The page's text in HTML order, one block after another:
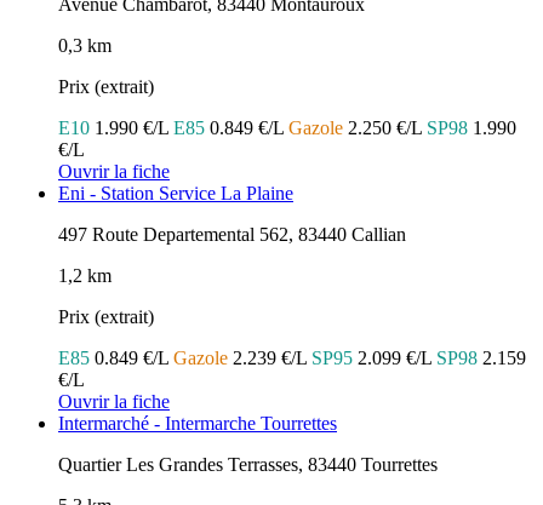
0,3 km
Prix (extrait)
E10 1.990 €/L E85 0.849 €/L Gazole 2.250 €/L SP98 1.990
€/L
Ouvrir la fiche
Eni - Station Service La Plaine
497 Route Departemental 562, 83440 Callian
1,2 km
Prix (extrait)
E85 0.849 €/L Gazole 2.239 €/L SP95 2.099 €/L SP98 2.159
€/L
Ouvrir la fiche
Intermarché - Intermarche Tourrettes
Quartier Les Grandes Terrasses, 83440 Tourrettes